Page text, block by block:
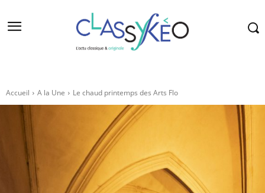
Accueil A la Une Le chaud printemps des Arts Flo